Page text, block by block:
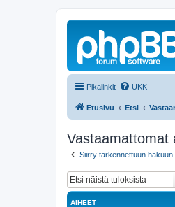
Pikalinkit UKK
Etusivu Etsi
Vastaamattomat
Siirry tarkennettuun hakuun
AIHEET